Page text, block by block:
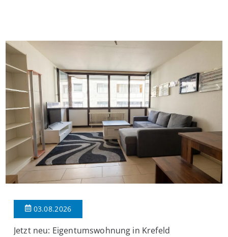
praktischen Diele, welche ausreichend Platz für eine […]
03.08.2026
Jetzt neu: Eigentumswohnung in Krefeld